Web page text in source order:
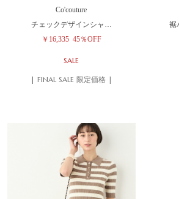
Co'couture
チェックデザインシャ…
￥16,335 45％OFF
SALE
| FINAL SALE 限定価格 |
裾